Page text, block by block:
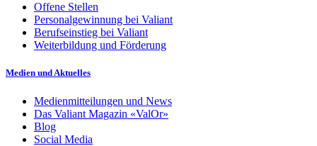
Offene Stellen
Personalgewinnung bei Valiant
Berufseinstieg bei Valiant
Weiterbildung und Förderung
Medien und Aktuelles
Medienmitteilungen und News
Das Valiant Magazin «ValOr»
Blog
Social Media